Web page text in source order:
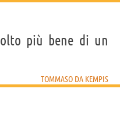
più bene di un
TOMMASO DA KEMPIS